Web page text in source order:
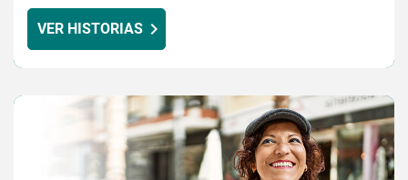
VER HISTORIAS